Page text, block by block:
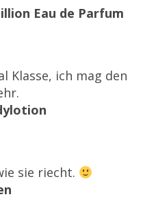
Eau de Parfum
Klasse, ich mag den
sie riecht.